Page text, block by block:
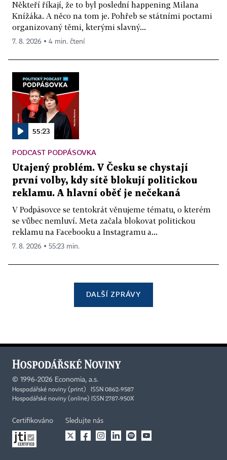
Někteří říkají, že to byl poslední happening Milana
Knížáka. A něco na tom je. Pohřeb se státními poctami
organizovaný těmi, kterými slavný...
7. 8. 2026 ▪ 4 min. čtení
55:23
PODCAST PODPÁSOVKA
Utajený problém. V Česku se chystají
první volby, kdy sítě blokují politickou
reklamu. A hlavní oběť je nečekaná
V Podpásovce se tentokrát věnujeme tématu, o kterém
se vůbec nemluví. Meta začala blokovat politickou
reklamu na Facebooku a Instagramu a...
7. 8. 2026 ▪ 55:23 min.
DALŠÍ ZPRÁVY
© 1996-2026 Economia, a.s.
Hospodářské noviny (print) ISSN 0862-9587
Hospodářské noviny (online) ISSN 2787-950X
Certifikováno Sledujte nás